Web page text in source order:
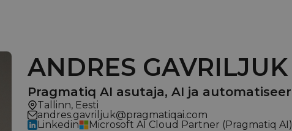
ANDRES GAVRILJUK
Pragmatiq AI asutaja, AI ja
Tallinn, Eesti
andres.gavriljuk@pragmatiqai.com
Linkedin
Microsoft AI Cloud Partner (Pragmatiq AI)